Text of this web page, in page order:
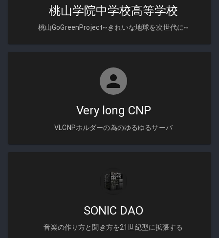
桃山学院中学校高等学校
桃山GoGreenProject~きれいな地球を次世代に~
Very long CNP
VLCNPホルダーの為のゆるゆるサーバ
SONIC DAO
音楽の作り方と聞き方を21世紀型に拡張する